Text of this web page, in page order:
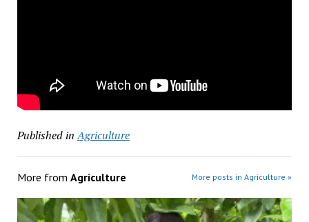
Published in Agriculture
More from Agriculture More posts in Agriculture »